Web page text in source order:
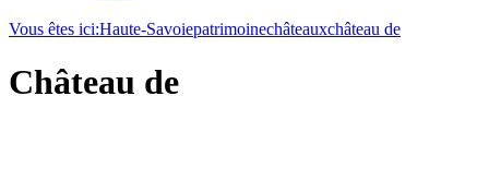
Vous êtes ici:Haute-Savoiepatrimoinechâteauxchâteau de
Château de